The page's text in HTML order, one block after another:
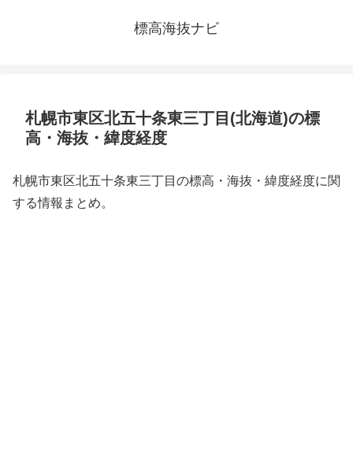
標高海抜ナビ
札幌市東区北五十条東三丁目(北海道)の標
高・海抜・緯度経度
札幌市東区北五十条東三丁目の標高・海抜・緯度経度に関
する情報まとめ。